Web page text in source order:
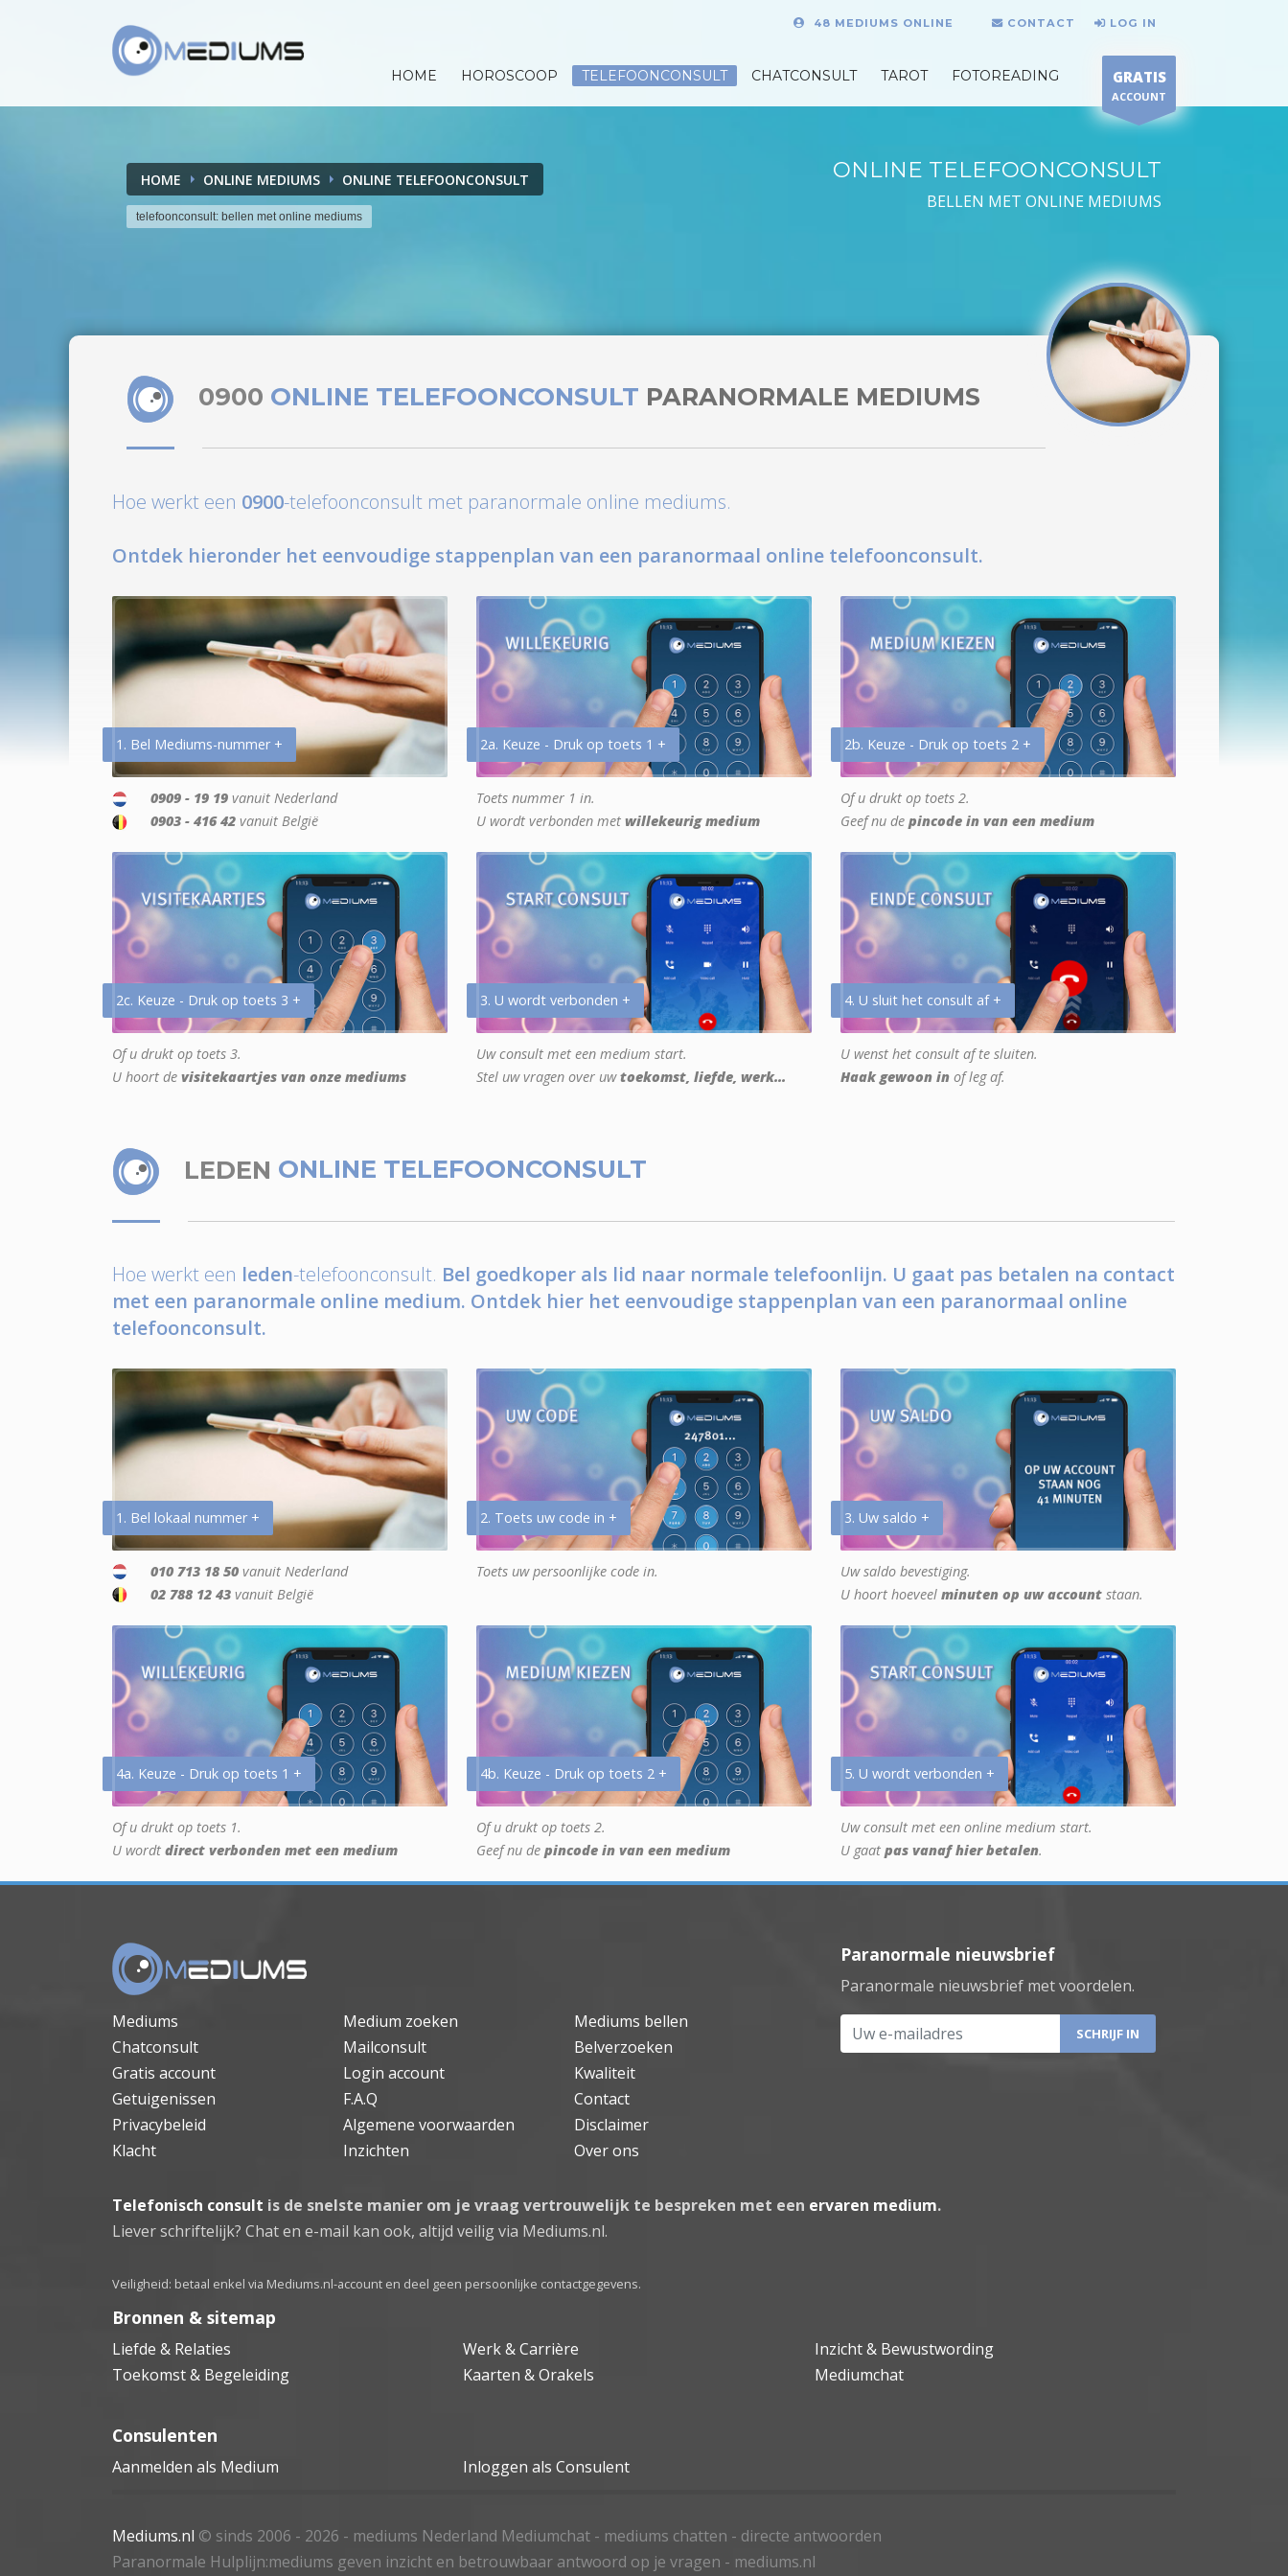
48 MEDIUMS ONLINE CONTACT LOG IN
HOME HOROSCOOP TELEFOONCONSULT CHATCONSULT TAROT FOTOREADING GRATIS
ACCOUNT
HOME ONLINE MEDIUMS ONLINE TELEFOONCONSULT
telefoonconsult: bellen met online mediums
ONLINE TELEFOONCONSULT
BELLEN MET ONLINE MEDIUMS
0900 ONLINE TELEFOONCONSULT PARANORMALE MEDIUMS
Hoe werkt een 0900-telefoonconsult met paranormale online mediums.
Ontdek hieronder het eenvoudige stappenplan van een paranormaal online telefoonconsult.
1. Bel Mediums-nummer +
0909 - 19 19 vanuit Nederland
0903 - 416 42 vanuit België
2a. Keuze - Druk op toets 1 +
Toets nummer 1 in.
U wordt verbonden met willekeurig medium
2b. Keuze - Druk op toets 2 +
Of u drukt op toets 2.
Geef nu de pincode in van een medium
2c. Keuze - Druk op toets 3 +
Of u drukt op toets 3.
U hoort de visitekaartjes van onze mediums
3. U wordt verbonden +
Uw consult met een medium start.
Stel uw vragen over uwtoekomst, liefde, werk...
4. U sluit het consult af +
U wenst het consult af te sluiten.
Haak gewoon in of leg af.
LEDEN ONLINE TELEFOONCONSULT
Hoe werkt een leden-telefoonconsult. Bel goedkoper als lid naar normale telefoonlijn. U gaat pas betalen na contact
met een paranormale online medium. Ontdek hier het eenvoudige stappenplan van een paranormaal online
telefoonconsult.
1. Bel lokaal nummer +
010 713 18 50 vanuit Nederland
02 788 12 43 vanuit België
2. Toets uw code in +
Toets uw persoonlijke code in.
3. Uw saldo +
Uw saldo bevestiging.
U hoort hoeveel minuten op uw account staan.
4a. Keuze - Druk op toets 1 +
Of u drukt op toets 1.
U wordt direct verbonden met een medium
4b. Keuze - Druk op toets 2 +
Of u drukt op toets 2.
Geef nu de pincode in van een medium
5. U wordt verbonden +
Uw consult met een online medium start.
U gaat pas vanaf hier betalen.
Mediums Medium zoeken
Mediums bellen
Chatconsult
Mailconsult
Belverzoeken
Gratis account
Login account
Kwaliteit
Getuigenissen
F.A.Q
Contact
Privacybeleid
Algemene voorwaarden
Disclaimer
Klacht
Inzichten Over ons
Paranormale nieuwsbrief
Paranormale nieuwsbrief met voordelen.
Uw e-mailadres
Telefonisch consult is de snelste manier om je vraag vertrouwelijk te bespreken met een ervaren medium.
Liever schriftelijk? Chat en e-mail kan ook, altijd veilig via Mediums.nl.
Veiligheid: betaal enkel via Mediums.nl-account en deel geen persoonlijke contactgegevens.
Bronnen & sitemap
Liefde & Relaties Werk & Carrière
Inzicht & Bewustwording
Toekomst & Begeleiding
Kaarten & Orakels Mediumchat
Consulenten
Aanmelden als Medium Inloggen als Consulent
Mediums.nl © sinds 2006 - 2026 - mediums Nederland Mediumchat - mediums chatten - directe antwoorden
Paranormale Hulplijn:mediums geven inzicht en betrouwbaar antwoord op je vragen - mediums.nl